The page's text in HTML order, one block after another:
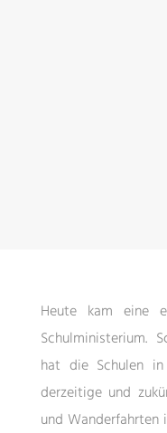
Heute kam eine
Schulministerium.
hat die Schulen
derzeitige und
und Wanderfahrten